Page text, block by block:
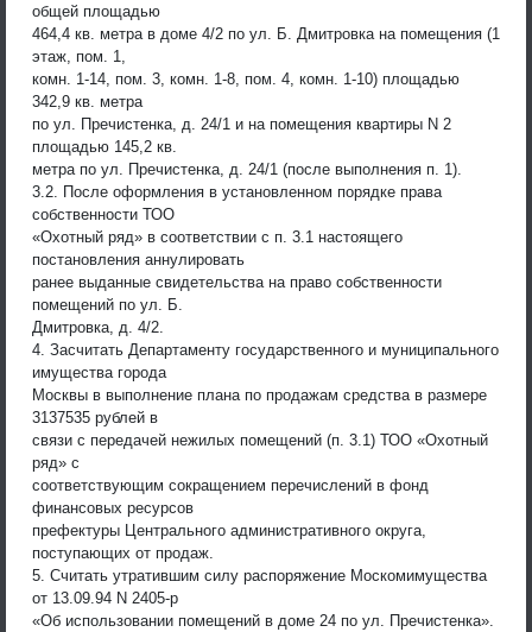
общей площадью
464,4 кв. метра в доме 4/2 по ул. Б. Дмитровка на помещения (1
этаж, пом. 1,
комн. 1-14, пом. 3, комн. 1-8, пом. 4, комн. 1-10) площадью
342,9 кв. метра
по ул. Пречистенка, д. 24/1 и на помещения квартиры N 2
площадью 145,2 кв.
метра по ул. Пречистенка, д. 24/1 (после выполнения п. 1).
3.2. После оформления в установленном порядке права
собственности ТОО
«Охотный ряд» в соответствии с п. 3.1 настоящего
постановления аннулировать
ранее выданные свидетельства на право собственности
помещений по ул. Б.
Дмитровка, д. 4/2.
4. Засчитать Департаменту государственного и муниципального
имущества города
Москвы в выполнение плана по продажам средства в размере
3137535 рублей в
связи с передачей нежилых помещений (п. 3.1) ТОО «Охотный
ряд» с
соответствующим сокращением перечислений в фонд
финансовых ресурсов
префектуры Центрального административного округа,
поступающих от продаж.
5. Считать утратившим силу распоряжение Москомимущества
от 13.09.94 N 2405-р
«Об использовании помещений в доме 24 по ул. Пречистенка».